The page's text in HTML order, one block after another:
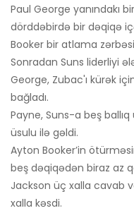
Paul George yanındakı
dörddəbirdə bir dəqiqə
Booker bir atlama
Sonradan Suns liderliyi
George, Zubac'ı kürək
bağladı.
Payne, Suns-a beş
üsulu ilə gəldi.
Ayton Booker’in
beş dəqiqədən biraz az
Jackson üç xalla cavab
xalla kəsdi.